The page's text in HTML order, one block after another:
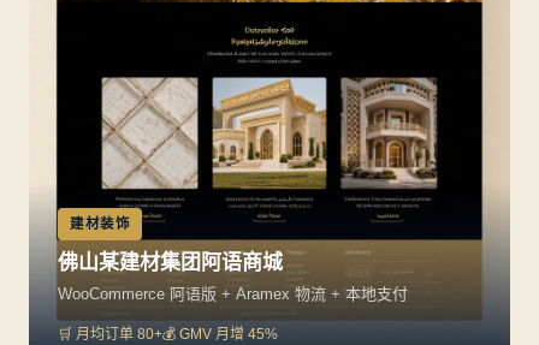
建材装饰
佛山某建材集团阿语商城
WooCommerce 阿语版 + Aramex 物流 + 本地支付
🛒 月均订单 80+💰 GMV 月增 45%